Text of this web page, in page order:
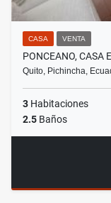
CASA VENTA
PONCEANO, CASA
Quito, Pichincha,
3 Habitaciones
2.5 Baños